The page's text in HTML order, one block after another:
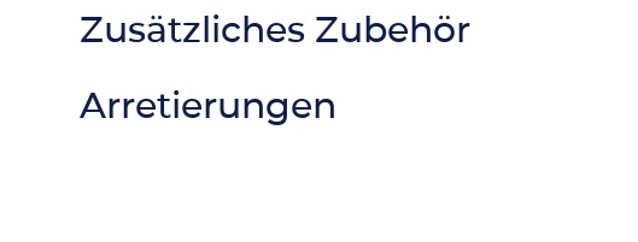
Zusätzliches Zubehör
Arretierungen